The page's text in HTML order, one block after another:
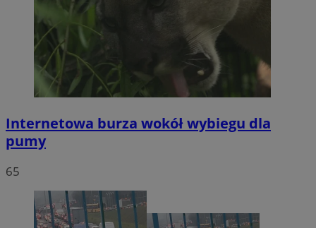
Internetowa burza wokół wybiegu dla
pumy
65